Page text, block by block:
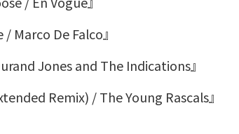
/ Marco De Falco』
Jones and The Indications』
Remix) / The Young Rascals』